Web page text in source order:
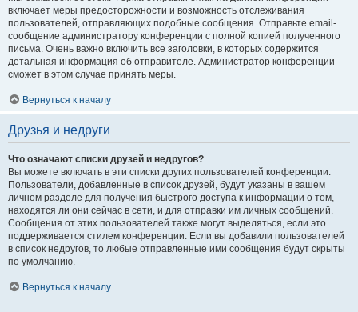
включает меры предосторожности и возможность отслеживания
пользователей, отправляющих подобные сообщения. Отправьте email-
сообщение администратору конференции с полной копией полученного
письма. Очень важно включить все заголовки, в которых содержится
детальная информация об отправителе. Администратор конференции
сможет в этом случае принять меры.
Вернуться к началу
Друзья и недруги
Что означают списки друзей и недругов?
Вы можете включать в эти списки других пользователей конференции.
Пользователи, добавленные в список друзей, будут указаны в вашем
личном разделе для получения быстрого доступа к информации о том,
находятся ли они сейчас в сети, и для отправки им личных сообщений.
Сообщения от этих пользователей также могут выделяться, если это
поддерживается стилем конференции. Если вы добавили пользователей
в список недругов, то любые отправленные ими сообщения будут скрыты
по умолчанию.
Вернуться к началу